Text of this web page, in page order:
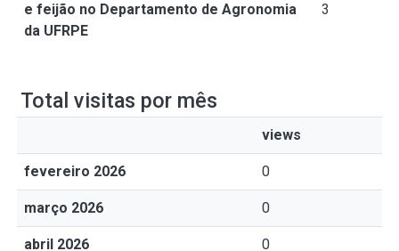
e feijão no Departamento de Agronomia
da UFRPE
3
Total visitas por mês
views
fevereiro 2026 0
março 2026 0
abril 2026 0